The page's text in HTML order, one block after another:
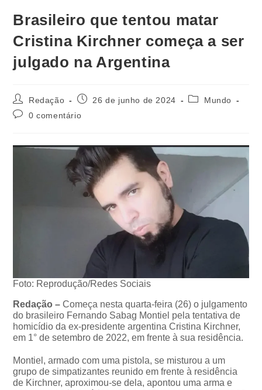
Brasileiro que tentou matar
Cristina Kirchner começa a ser
julgado na Argentina
Redação 26 de junho de 2024
Mundo
0 comentário
Foto: Reprodução/Redes Sociais
Redação –Começa nesta quarta-feira (26) o julgamento
do brasileiro Fernando Sabag Montiel pela tentativa de
homicídio da ex-presidente argentina Cristina Kirchner,
em 1° de setembro de 2022, em frente à sua residência.
Montiel, armado com uma pistola, se misturou a um
grupo de simpatizantes reunido em frente à residência
de Kirchner, aproximou-se dela, apontou uma arma e